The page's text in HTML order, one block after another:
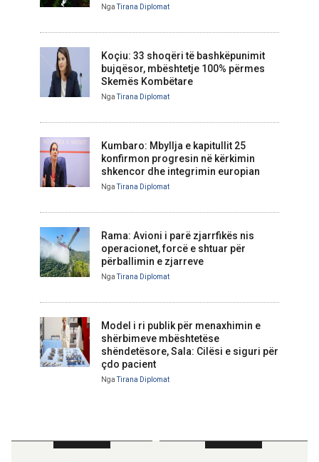
NgaTirana Diplomat
Koçiu: 33 shoqëri të bashkëpunimit
bujqësor, mbështetje 100% përmes
Skemës Kombëtare
NgaTirana Diplomat
Kumbaro: Mbyllja e kapitullit 25
konfirmon progresin në kërkimin
shkencor dhe integrimin europian
NgaTirana Diplomat
Rama: Avioni i parë zjarrfikës nis
operacionet, forcë e shtuar për
përballimin e zjarreve
NgaTirana Diplomat
Model i ri publik për menaxhimin e
shërbimeve mbështetëse
shëndetësore, Sala: Cilësi e siguri për
çdo pacient
NgaTirana Diplomat